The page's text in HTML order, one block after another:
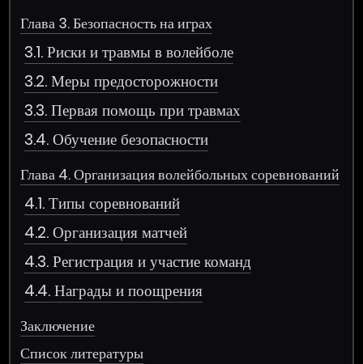
Глава 3. Безопасность на играх
3.1. Риски и травмы в волейболе
3.2. Меры предосторожности
3.3. Первая помощь при травмах
3.4. Обучение безопасности
Глава 4. Организация волейбольных соревнований
4.1. Типы соревнований
4.2. Организация матчей
4.3. Регистрация и участие команд
4.4. Награды и поощрения
Заключение
Список литературы